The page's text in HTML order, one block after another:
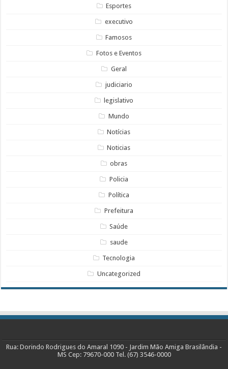
Esportes
executivo
Famosos
Fotos e Eventos
Geral
judiciario
legislativo
Mundo
Notícias
Noticias
obras
Policia
Política
Prefeitura
Saúde
saude
Tecnologia
Uncategorized
Rua: Dorindo Rodrigues do Amaral 1090 - Jardim Mão Amiga Brasilândia -
MS Cep: 79670-000 Tel. (67) 3546-0000